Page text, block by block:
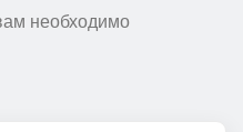
необходимо